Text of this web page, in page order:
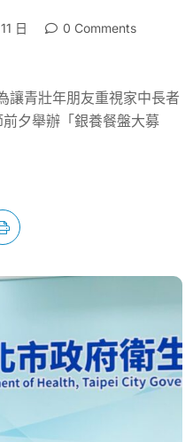
日
0 Comments
讓青壯年朋友重視家中長者
夕舉辦「銀養餐盤大募